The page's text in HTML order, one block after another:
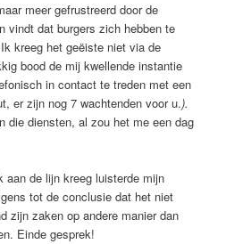
meer gefrustreerd door de
vindt dat burgers zich hebben te
kreeg het geëiste niet via de
bood de mij kwellende instantie
in contact te treden met een
er zijn nog 7 wachtenden voor u.).
die diensten, al zou het me een dag
aan de lijn kreeg luisterde mijn
tot de conclusie dat het niet
zijn zaken op andere manier dan
Einde gesprek!